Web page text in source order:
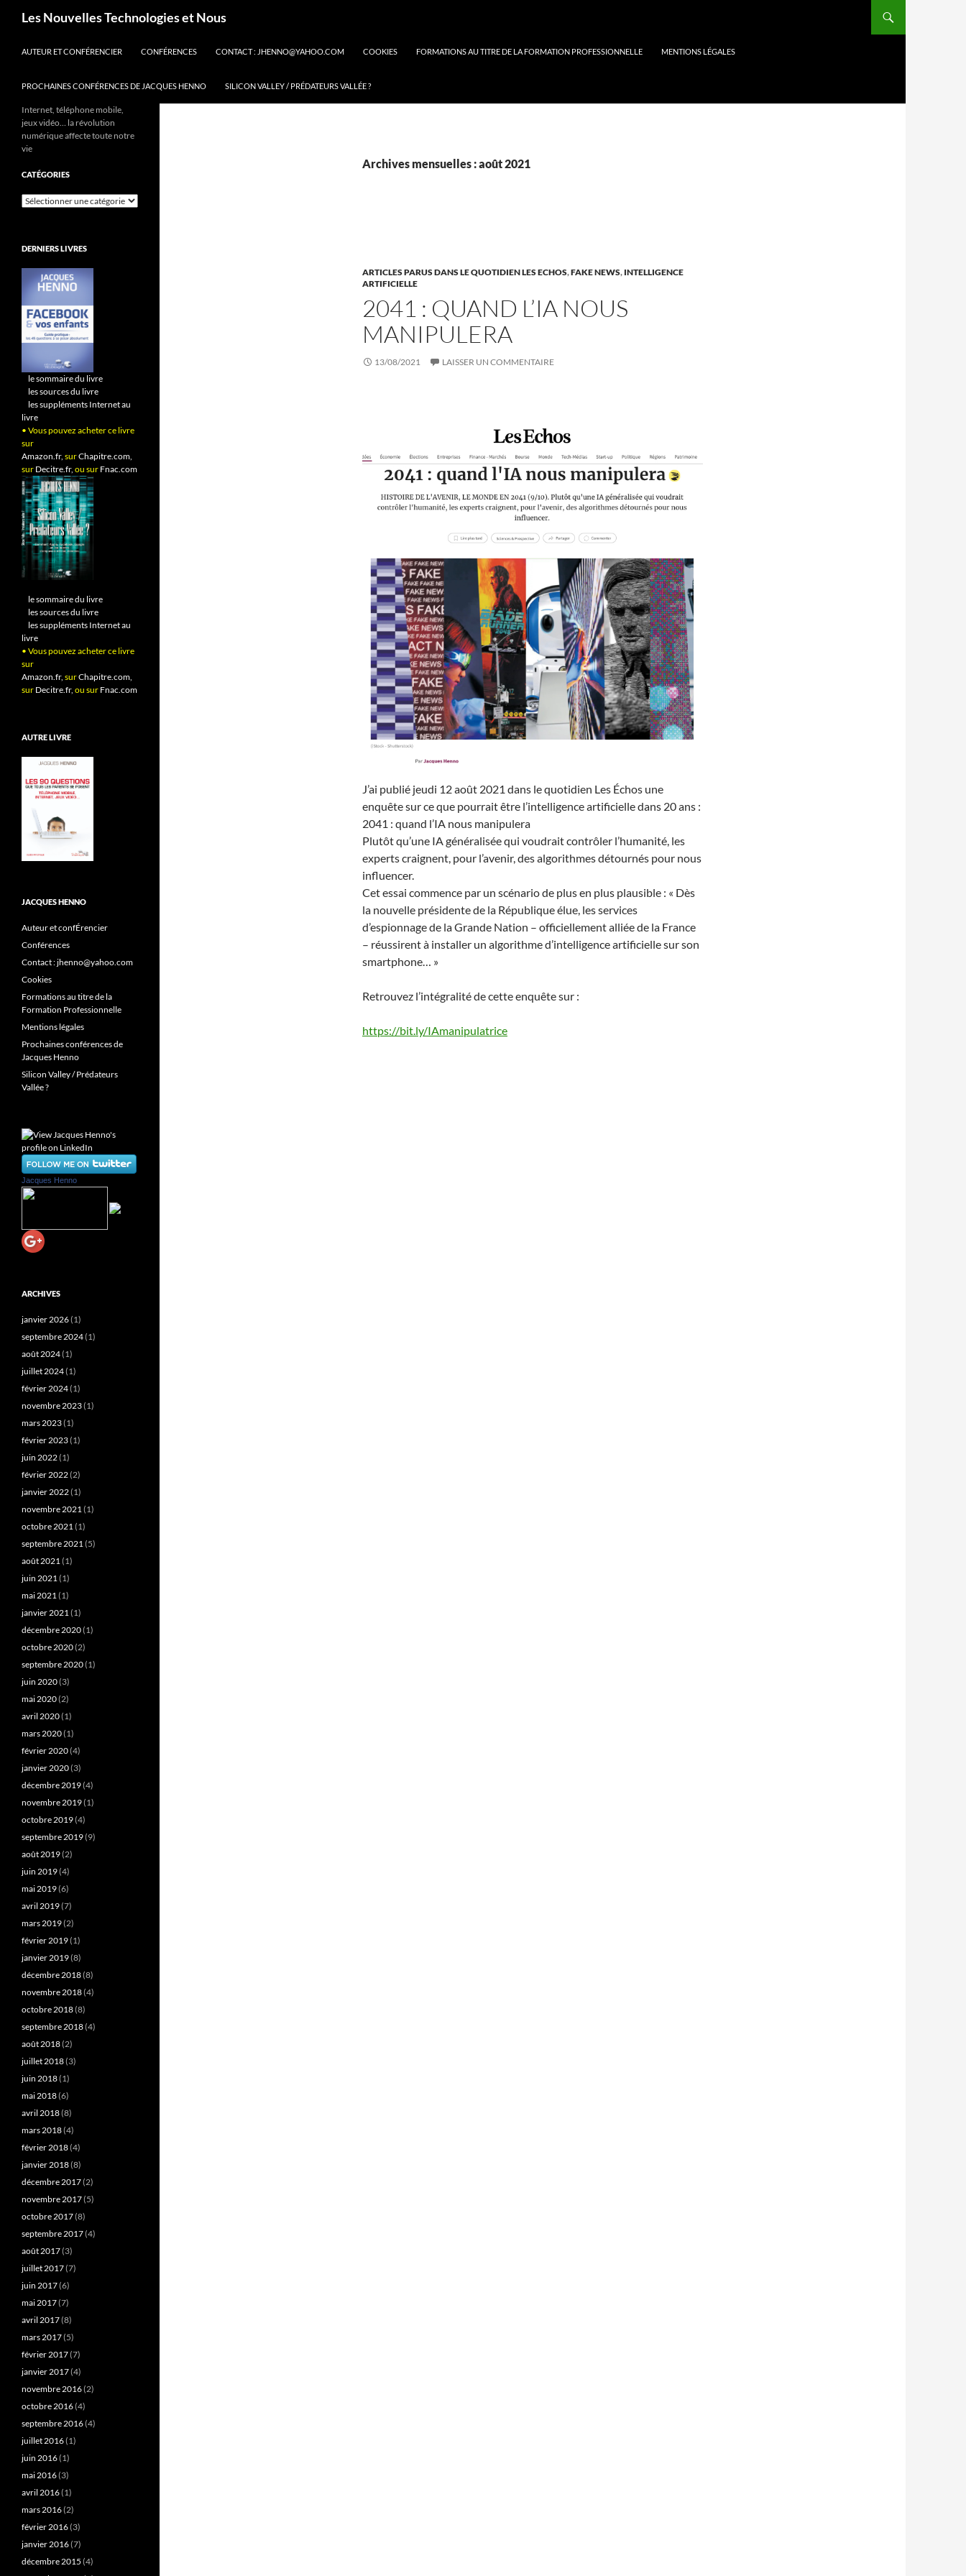
Les Nouvelles Technologies et Nous
AUTEUR ET CONFÉRENCIER CONFÉRENCES CONTACT : JHENNO@YAHOO.COM COOKIES FORMATIONS AU TITRE DE LA FORMATION PROFESSIONNELLE MENTIONS LÉGALES
PROCHAINES CONFÉRENCES DE JACQUES HENNO SILICON VALLEY / PRÉDATEURS VALLÉE ?
Archives mensuelles : août 2021
ARTICLES PARUS DANS LE QUOTIDIEN LES ECHOS,FAKE NEWS, INTELLIGENCE
ARTIFICIELLE
2041 : QUAND L’IA NOUS
MANIPULERA
13/08/2021 LAISSER UN COMMENTAIRE
J’ai publié jeudi 12 août 2021 dans le quotidien Les Échos une
enquête sur ce que pourrait être l’intelligence artificielle dans 20 ans :
2041 : quand l’IA nous manipulera
Plutôt qu’une IA généralisée qui voudrait contrôler l’humanité, les
experts craignent, pour l’avenir, des algorithmes détournés pour nous
influencer.
Cet essai commence par un scénario de plus en plus plausible : « Dès
la nouvelle présidente de la République élue, les services
d’espionnage de la Grande Nation – officiellement alliée de la France
– réussirent à installer un algorithme d’intelligence artificielle sur son
smartphone… »
Retrouvez l’intégralité de cette enquête sur :
https://bit.ly/IAmanipulatrice
Internet, téléphone mobile,
jeux vidéo… la révolution
numérique affecte toute notre
vie
CATÉGORIES
Catégories
DERNIERS LIVRES
le sommaire du livre
les sources du livre
les suppléments Internet au
livre
• Vous pouvez acheter ce livre
sur
Amazon.fr, surChapitre.com,
sur Decitre.fr, ou sur Fnac.com
le sommaire du livre
les sources du livre
les suppléments Internet au
livre
• Vous pouvez acheter ce livre
sur
Amazon.fr, surChapitre.com,
sur Decitre.fr, ou sur Fnac.com
AUTRE LIVRE
JACQUES HENNO
Auteur et confÉrencier
Conférences
Contact : jhenno@yahoo.com
Cookies
Formations au titre de la
Formation Professionnelle
Mentions légales
Prochaines conférences de
Jacques Henno
Silicon Valley / Prédateurs
Vallée ?
Jacques Henno
ARCHIVES
janvier 2026(1)
septembre 2024(1)
août 2024(1)
juillet 2024(1)
février 2024(1)
novembre 2023(1)
mars 2023(1)
février 2023(1)
juin 2022(1)
février 2022(2)
janvier 2022(1)
novembre 2021(1)
octobre 2021(1)
septembre 2021(5)
août 2021(1)
juin 2021(1)
mai 2021(1)
janvier 2021(1)
décembre 2020(1)
octobre 2020(2)
septembre 2020(1)
juin 2020(3)
mai 2020(2)
avril 2020(1)
mars 2020(1)
février 2020(4)
janvier 2020(3)
décembre 2019(4)
novembre 2019(1)
octobre 2019(4)
septembre 2019(9)
août 2019(2)
juin 2019(4)
mai 2019(6)
avril 2019(7)
mars 2019(2)
février 2019(1)
janvier 2019(8)
décembre 2018(8)
novembre 2018(4)
octobre 2018(8)
septembre 2018(4)
août 2018(2)
juillet 2018(3)
juin 2018(1)
mai 2018(6)
avril 2018(8)
mars 2018(4)
février 2018(4)
janvier 2018(8)
décembre 2017(2)
novembre 2017(5)
octobre 2017(8)
septembre 2017(4)
août 2017(3)
juillet 2017(7)
juin 2017(6)
mai 2017(7)
avril 2017(8)
mars 2017(5)
février 2017(7)
janvier 2017(4)
novembre 2016(2)
octobre 2016(4)
septembre 2016(4)
juillet 2016(1)
juin 2016(1)
mai 2016(3)
avril 2016(1)
mars 2016(2)
février 2016(3)
janvier 2016(7)
décembre 2015 (4)